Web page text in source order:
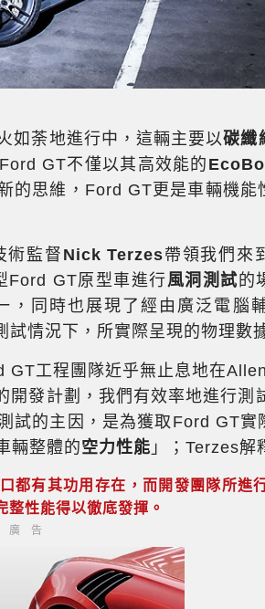
如荼地進行中，這輛主要以碳纖
GT不僅以其高效能的
的思維，Ford GT更是車輛機能
術監督 Nick Terzes帶領我們來
Ford GT原型車進行風洞測試 的
，同時也展現了經由廣泛電腦
情況下，所實際呈現的物理數
工程團隊近乎無止息地在
發計劃，我們有效率地進行測
試的主因，是為獲取Ford GT實
輛整體的空力性能 」；Terzes解
有其功用存在，而開發團隊所進
性能得以徹底發揮。
廣告